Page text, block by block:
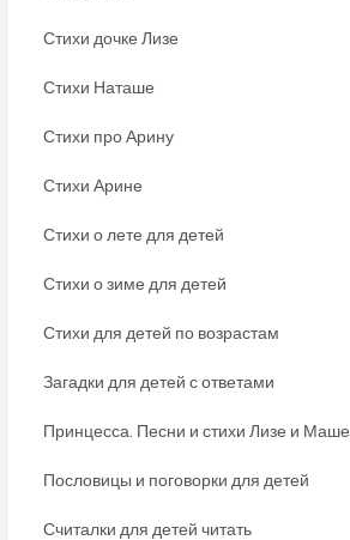
Стихи дочке Лизе
Стихи Наташе
Стихи про Арину
Стихи Арине
Стихи о лете для детей
Стихи о зиме для детей
Стихи для детей по возрастам
Загадки для детей с ответами
Принцесса. Песни и стихи Лизе и Маше
Пословицы и поговорки для детей
Считалки для детей читать